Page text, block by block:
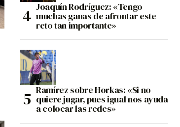
Joaquín Rodríguez: «Tengo
muchas ganas de afrontar este
reto tan importante»
Ramírez sobre Horkas: «Si no
quiere jugar, pues igual nos ayuda
a colocar las redes»